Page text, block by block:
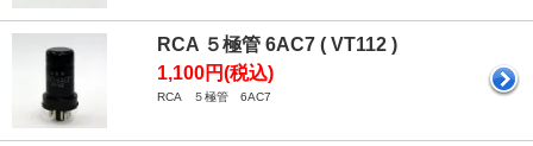
RCA ５極管 6AC7 ( VT112 )
1,100円(税込)
RCA ５極管 6AC7